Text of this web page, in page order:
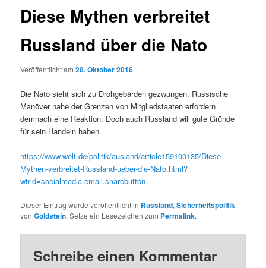
Diese Mythen verbreitet
Russland über die Nato
Veröffentlicht am28. Oktober 2016
Die Nato sieht sich zu Drohgebärden gezwungen. Russische
Manöver nahe der Grenzen von Mitgliedstaaten erfordern
demnach eine Reaktion. Doch auch Russland will gute Gründe
für sein Handeln haben.
https://www.welt.de/politik/ausland/article159100135/Diese-
Mythen-verbreitet-Russland-ueber-die-Nato.html?
wtrid=socialmedia.email.sharebutton
Dieser Eintrag wurde veröffentlicht in Russland,Sicherheitspolitik
vonGoldstein. Setze ein Lesezeichen zum Permalink.
Schreibe einen Kommentar